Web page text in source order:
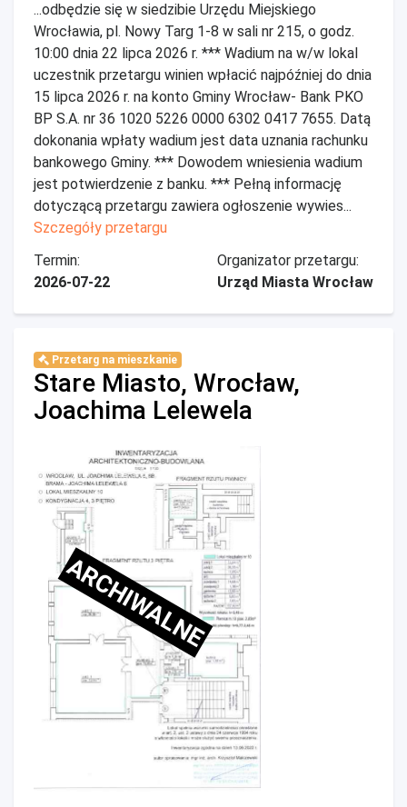
...odbędzie się w siedzibie Urzędu Miejskiego
Wrocławia, pl. Nowy Targ 1-8 w sali nr 215, o godz.
10:00 dnia 22 lipca 2026 r. *** Wadium na w/w lokal
uczestnik przetargu winien wpłacić najpóźniej do dnia
15 lipca 2026 r. na konto Gminy Wrocław- Bank PKO
BP S.A. nr 36 1020 5226 0000 6302 0417 7655. Datą
dokonania wpłaty wadium jest data uznania rachunku
bankowego Gminy. *** Dowodem wniesienia wadium
jest potwierdzenie z banku. *** Pełną informację
dotyczącą przetargu zawiera ogłoszenie wywies...
Szczegóły przetargu
Termin:
2026-07-22
Organizator przetargu:
Urząd Miasta Wrocław
Przetarg na mieszkanie
Stare Miasto, Wrocław,
Joachima Lelewela
ARCHIWALNE